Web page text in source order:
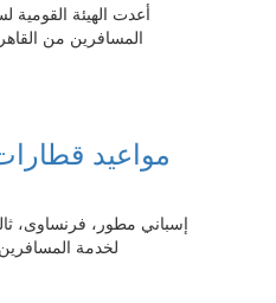
أعدت الهيئة
المسافرين من
مواعيد